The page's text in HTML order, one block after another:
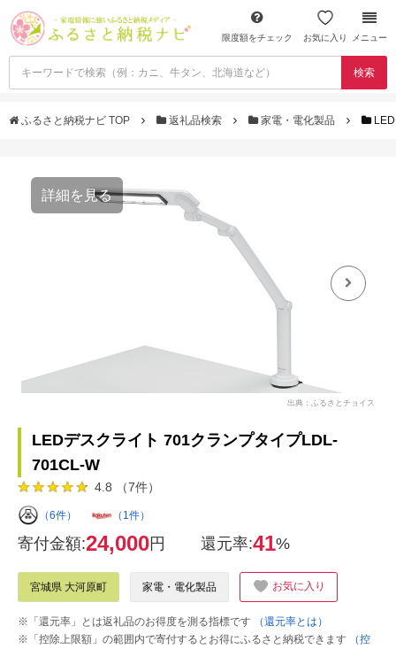
限度額をチェック お気に入り メニュー
検索
ふるさと納税ナビ TOP 返礼品検索 家電・電化製品
詳細を見る
出典：ふるさとチョイス
LEDデスクライト 701クランプタイプLDL-
701CL-W
4.8 （7件）
（6件） （1件）
寄付金額:24,000円 還元率:41%
宮城県 大河原町 家電・電化製品 お気に入り
※「還元率」とは返礼品のお得度を測る指標です
（還元率とは）
※「控除上限額」の範囲内で寄付するとお得にふるさと納税できます
（控